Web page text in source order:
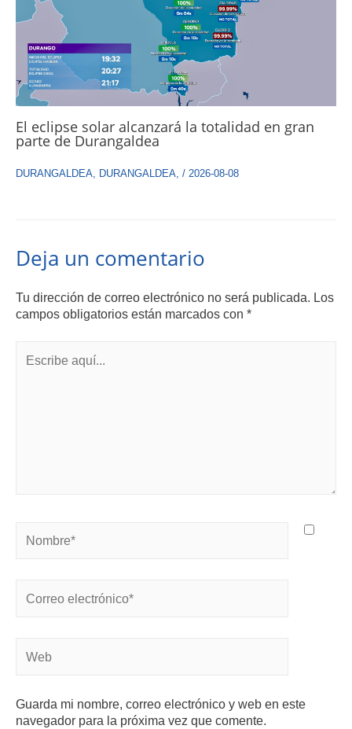
El eclipse solar alcanzará la totalidad en gran
parte de Durangaldea
DURANGALDEA, DURANGALDEA, / 2026-08-08
Deja un comentario
Tu dirección de correo electrónico no será publicada. Los
campos obligatorios están marcados con *
Guarda mi nombre, correo electrónico y web en este
navegador para la próxima vez que comente.